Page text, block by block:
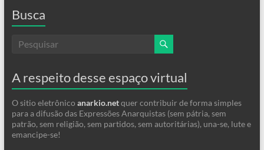
Busca
A respeito desse espaço virtual
O sitio eletrônico anarkio.netquer contribuir de forma simples
para a difusão das Expressões Anarquistas (sem pátria, sem
patrão, sem religião, sem partidos, sem autoritárias), una-se, lute e
emancipe-se!